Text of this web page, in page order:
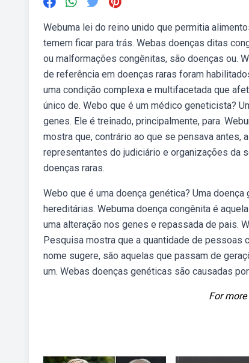
Webuma lei do reino unido que permitia
temem ficar para trás. Webas doenças ditas
ou malformações congênitas, são doenças ou.
de referência em doenças raras foram
uma condição complexa e multifacetada que
único de. Webo que é um médico geneticista?
genes. Ele é treinado, principalmente, para.
mostra que, contrário ao que se pensava antes,
representantes do judiciário e organizações da
doenças raras.
Webo que é uma doença genética? Uma
hereditárias. Webuma doença congênita é
uma alteração nos genes e repassada de pais.
Pesquisa mostra que a quantidade de pessoas
nome sugere, são aquelas que passam de
um. Webas doenças genéticas são causadas
For